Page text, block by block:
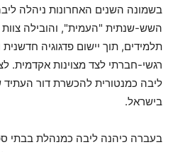
בשמונה השנים האחרונות ניהלה
תלמידים, תוך יישום פדגוגיה
רגשי-חברתי לצד מצוינות
ליבה כמנטורית להכשרת דור העתיד
בישראל.
בעברה כיהנה ליבה כמנהלת בבתי